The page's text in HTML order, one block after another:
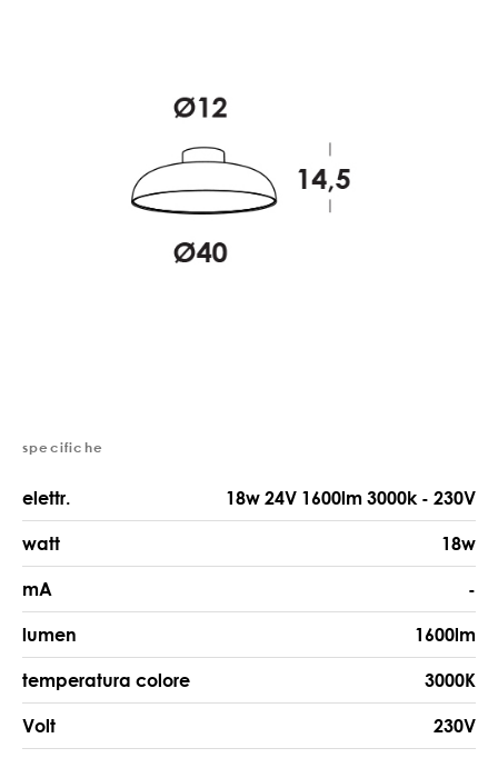
specifiche
elettr. 18w 24V 1600lm 3000k - 230V
watt 18w
mA -
lumen 1600lm
temperatura colore 3000K
Volt 230V